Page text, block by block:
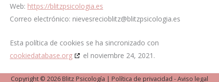
Web: https://blitzpsicologia.es
Correo electrónico: nievesrecioblitz@blitzpsicologia.es
Esta política de cookies se ha sincronizado con
cookiedatabase.org
el noviembre 24, 2021.
Copyright © 2026 Blitz Psicología | Política de privacidad -Aviso legal